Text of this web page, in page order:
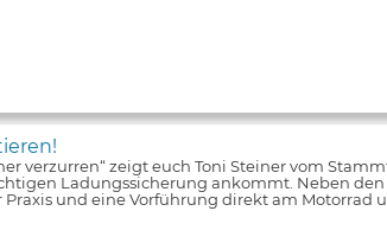
verzurren“ zeigt euch Toni Steiner vom
Ladungssicherung ankommt. Neben
und eine Vorführung direkt am Motorrad